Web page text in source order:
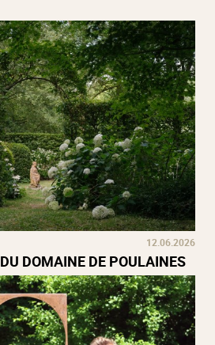
12.06.2026
DOMAINE DE POULAINES